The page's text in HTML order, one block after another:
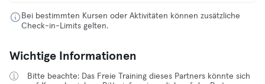
Bei bestimmten Kursen oder Aktivitäten können zusätzliche
Check-in-Limits gelten.
Wichtige Informationen
Bitte beachte: Das Freie Training dieses Partners könnte sich